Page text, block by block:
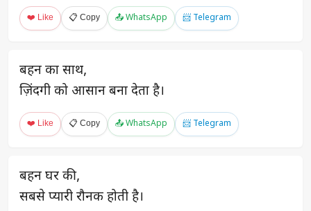
❤️ Like 📋 Copy 📤 WhatsApp 📨 Telegram
बहन का साथ,
ज़िंदगी को आसान बना देता है।
❤️ Like 📋 Copy 📤 WhatsApp 📨 Telegram
बहन घर की,
सबसे प्यारी रौनक होती है।